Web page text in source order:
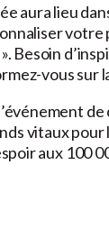
aura lieu
Besoin
vous sur
vitaux
aux 100